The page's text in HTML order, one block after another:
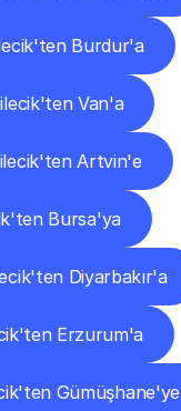
Burdur'a
Van'a
Artvin'e
Bursa'ya
Diyarbakır'a
Erzurum'a
Gümüşhane'ye